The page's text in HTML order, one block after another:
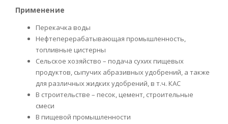
Применение
Перекачка воды
Нефтеперерабатывающая промышленность,
топливные цистерны
Сельское хозяйство – подача сухих пищевых
продуктов, сыпучих абразивных удобрений, а также
для различных жидких удобрений, в т.ч. КАС
В строительстве – песок, цемент, строительные
смеси
В пищевой промышленности